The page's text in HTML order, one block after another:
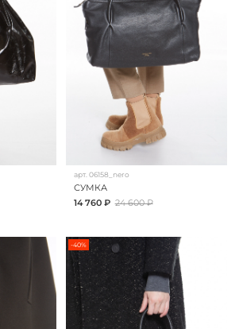
арт.06158_nero
СУМКА
14 760 ₽ 24 600 ₽
-40%